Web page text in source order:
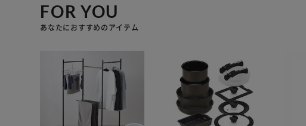
FOR YOU
あなたにおすすめのアイテム